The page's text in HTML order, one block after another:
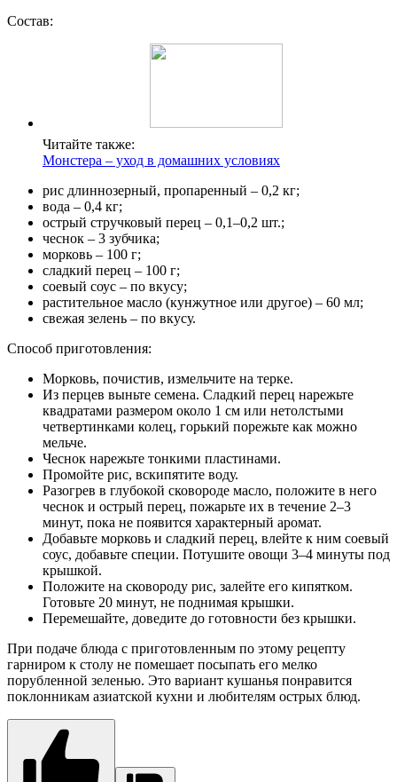
Состав:
Читайте также:
Монстера – уход в домашних условиях
рис длиннозерный, пропаренный – 0,2 кг;
вода – 0,4 кг;
острый стручковый перец – 0,1–0,2 шт.;
чеснок – 3 зубчика;
морковь – 100 г;
сладкий перец – 100 г;
соевый соус – по вкусу;
растительное масло (кунжутное или другое) – 60 мл;
свежая зелень – по вкусу.
Способ приготовления:
Морковь, почистив, измельчите на терке.
Из перцев выньте семена. Сладкий перец нарежьте
квадратами размером около 1 см или нетолстыми
четвертинками колец, горький порежьте как можно
мельче.
Чеснок нарежьте тонкими пластинами.
Промойте рис, вскипятите воду.
Разогрев в глубокой сковороде масло, положите в него
чеснок и острый перец, пожарьте их в течение 2–3
минут, пока не появится характерный аромат.
Добавьте морковь и сладкий перец, влейте к ним соевый
соус, добавьте специи. Потушите овощи 3–4 минуты под
крышкой.
Положите на сковороду рис, залейте его кипятком.
Готовьте 20 минут, не поднимая крышки.
Перемешайте, доведите до готовности без крышки.
При подаче блюда с приготовленным по этому рецепту
гарниром к столу не помешает посыпать его мелко
порубленной зеленью. Это вариант кушанья понравится
поклонникам азиатской кухни и любителям острых блюд.